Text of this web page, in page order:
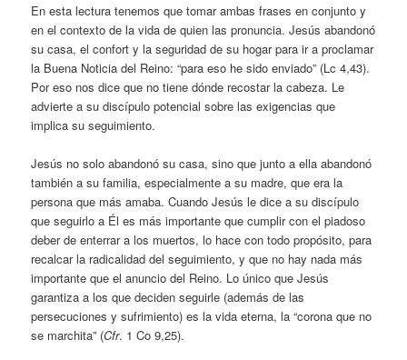
En esta lectura tenemos que tomar ambas frases en conjunto y
en el contexto de la vida de quien las pronuncia. Jesús abandonó
su casa, el confort y la seguridad de su hogar para ir a proclamar
la Buena Noticia del Reino: “para eso he sido enviado” (Lc 4,43).
Por eso nos dice que no tiene dónde recostar la cabeza. Le
advierte a su discípulo potencial sobre las exigencias que
implica su seguimiento.
Jesús no solo abandonó su casa, sino que junto a ella abandonó
también a su familia, especialmente a su madre, que era la
persona que más amaba. Cuando Jesús le dice a su discípulo
que seguirlo a Él es más importante que cumplir con el piadoso
deber de enterrar a los muertos, lo hace con todo propósito, para
recalcar la radicalidad del seguimiento, y que no hay nada más
importante que el anuncio del Reino. Lo único que Jesús
garantiza a los que deciden seguirle (además de las
persecuciones y sufrimiento) es la vida eterna, la “corona que no
se marchita” (Cfr. 1 Co 9,25).